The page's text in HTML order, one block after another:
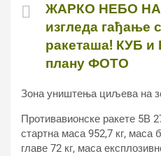
ЖАРКО НЕБО
изгледа гађање
ракеташа! КУБ
плану ФОТО
Зона уништења циљева на
Противавионске ракете 5В
стартна маса 952,7 кг, маса
главе 72 кг, маса